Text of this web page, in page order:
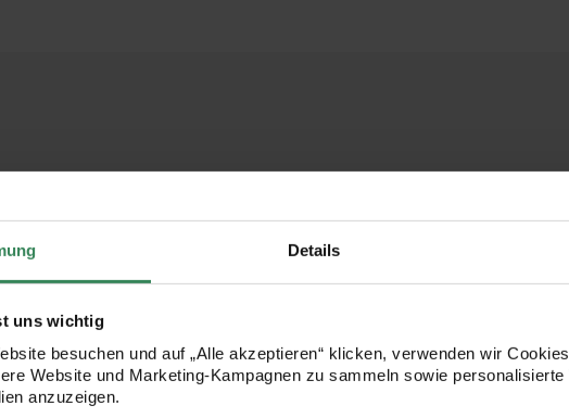
Details
uns wichtig
besuchen und auf „Alle akzeptieren“ klicken, verwenden wir
Website und Marketing-Kampagnen zu sammeln sowie
anzuzeigen.